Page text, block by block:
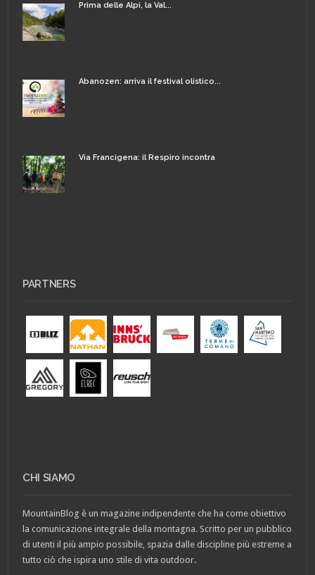
Prima delle Alpi, la Val...
Abanozen: arriva il festival olistico...
Via Francigena: il Respiro incontra
PARTNERS
CHI SIAMO
MountainBlog è un magazine indipendente che ha come obiettivo
la comunicazione integrale della montagna. Scritto per un pubblico
di utenti il più ampio possibile, spazia dalle discipline più estreme a
tutto ciò che ispira uno stile di vita outdoor.